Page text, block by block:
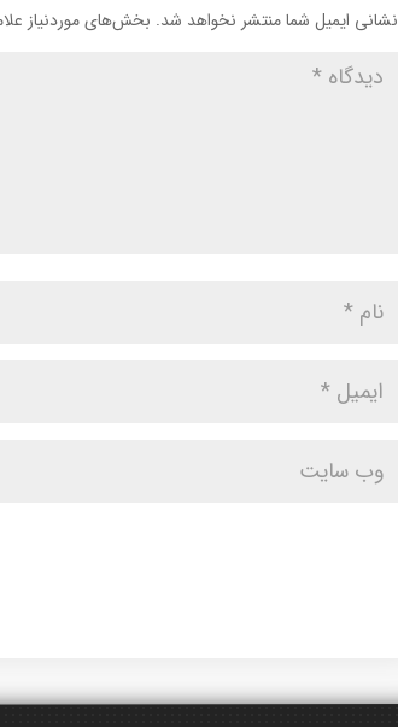
نشانی ایمیل شما منتشر نخواهد شد. بخش‌های موردنیاز